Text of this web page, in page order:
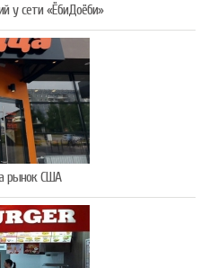
у сети «ЁбиДоёби»
рынок США